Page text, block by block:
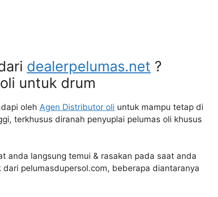
dealerpelumas.net ?
untuk drum
oleh Agen Distributor oli untuk mampu tetap di
terkhusus diranah penyuplai pelumas oli khusus
anda langsung temui & rasakan pada saat anda
pelumasdupersol.com, beberapa diantaranya